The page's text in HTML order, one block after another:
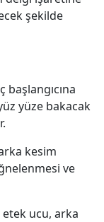
şekilde
yüze bakacak
kesim
ve
etek ucu, arka